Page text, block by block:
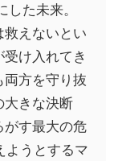
た未来。
救えないとい
け入れてき
両方を守り抜
大きな決断
がす最大の危
ようとするマ